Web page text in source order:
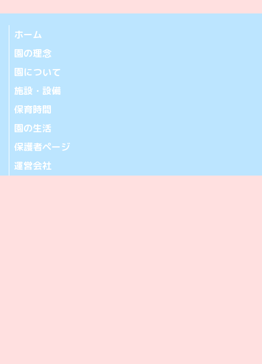
ホーム
園の理念
園について
施設・設備
保育時間
園の生活
保護者ページ
運営会社